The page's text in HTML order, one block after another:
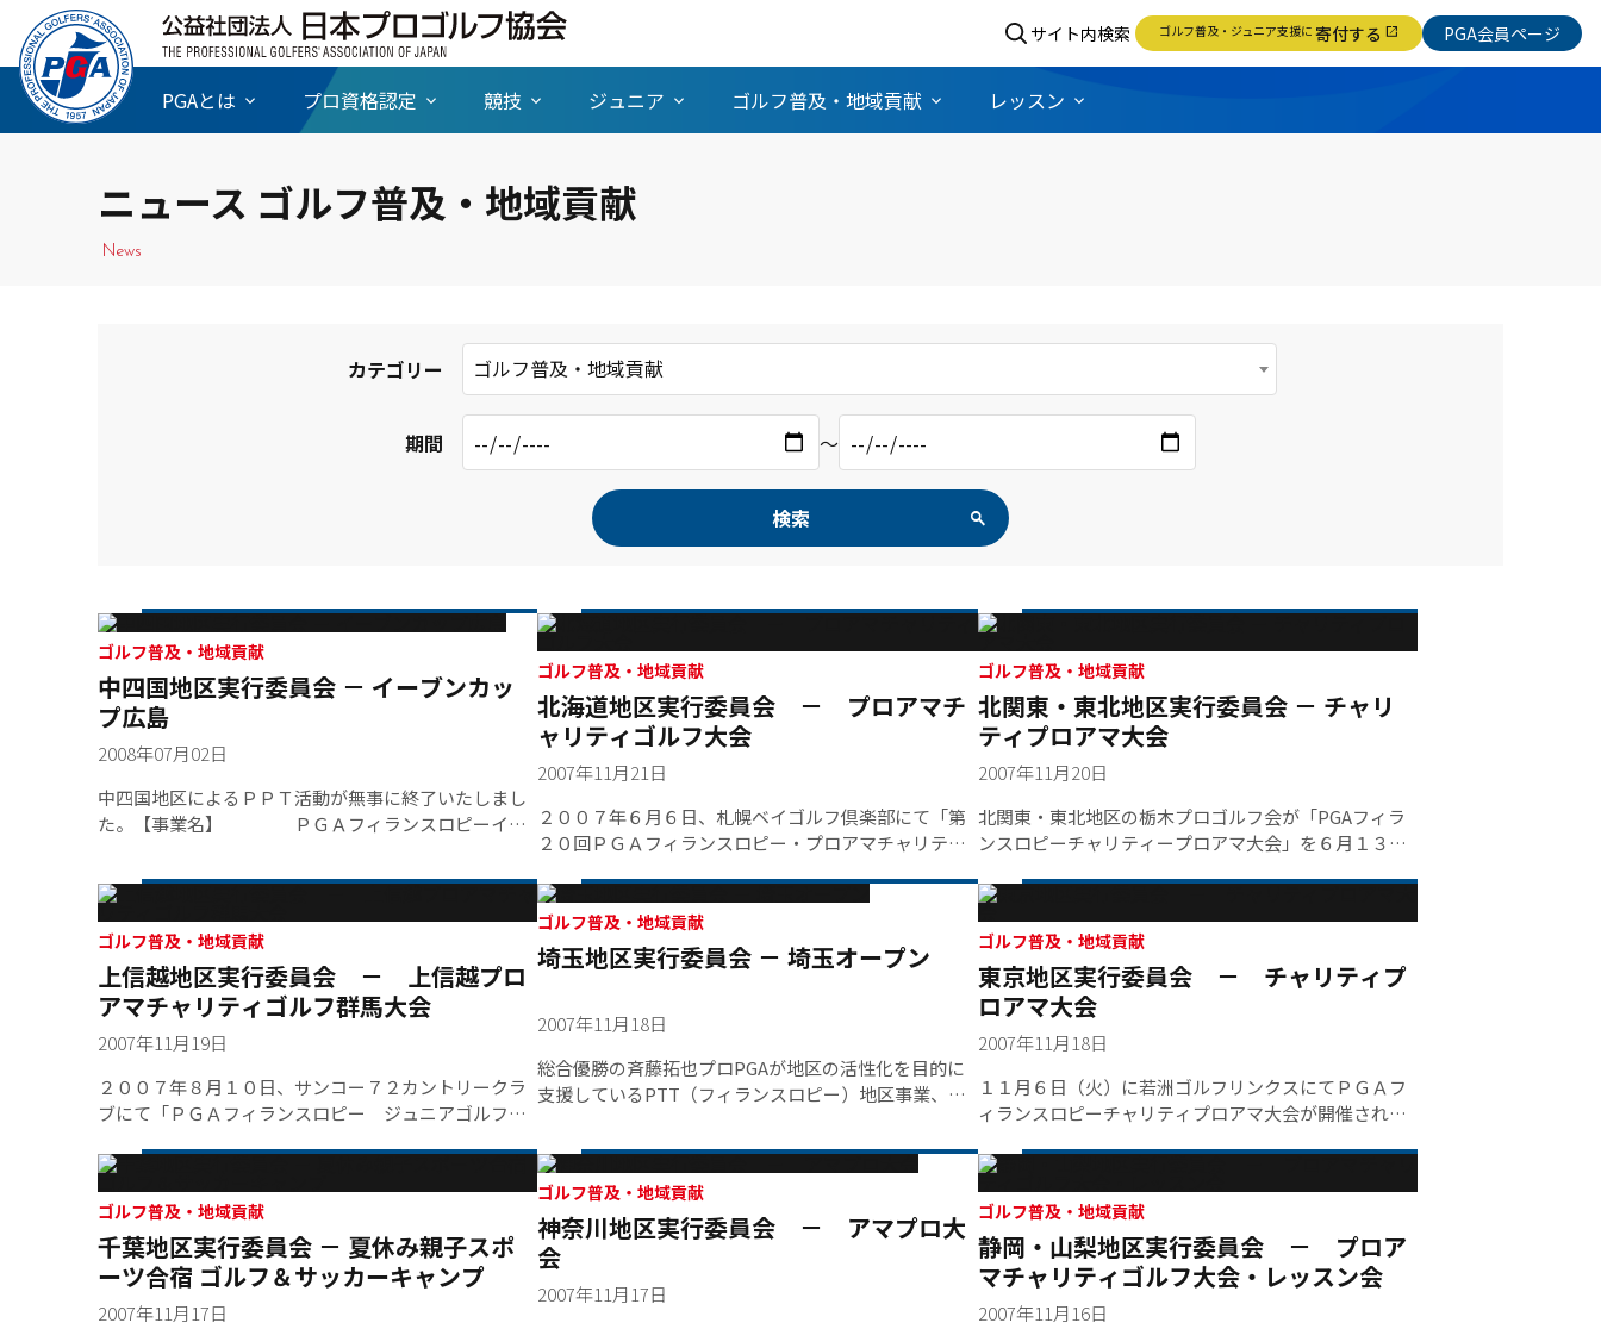
サイト内検索 ゴルフ普及・ジュニア支援に 寄付する open_in_new PGA会員ページ
PGAとは プロ資格認定 競技 ジュニア ゴルフ普及・地域貢献 レッスン
ニュース ゴルフ普及・地域貢献
News
カテゴリー ゴルフ普及・地域貢献
期間 〜
検索
ゴルフ普及・地域貢献
中四国地区実行委員会 － イーブンカッ
プ広島
2008年07月02日
中四国地区によるＰＰＴ活動が無事に終了いたしまし
た。【事業名】 ＰＧＡフィランスロピーイー
１４日（火）【会場】 郷原カントリークラ
ブ【参加数】 ８９名（プロ１２名 ・ 障害
者２３名 ・ 健常者５４名）
ゴルフ普及・地域貢献
北海道地区実行委員会 － プロアマチ
ャリティゴルフ大会
2007年11月21日
２００７年６月６日、札幌ベイゴルフ倶楽部にて「第
２０回ＰＧＡフィランスロピー・プロアマチャリティ
こと、社会貢献活動を行うことなどを目的として始ま
った当大会も、今年で２０回目を迎えました。
ゴルフ普及・地域貢献
北関東・東北地区実行委員会 － チャリ
ティプロアマ大会
2007年11月20日
北関東・東北地区の栃木プロゴルフ会が「PGAフィラ
ンスロピーチャリティープロアマ大会」を６月１３日
た。プロゴルファー３６名、アマチュア１０５名らが
参加し、大会終了後のパーティーでは小川清二プロの
司会でチャリティーオークションが行われ、４３４，
６０５円が那須烏山市へ社会福祉事業費として寄贈さ
れました。
ゴルフ普及・地域貢献
上信越地区実行委員会 － 上信越プロ
アマチャリティゴルフ群馬大会
2007年11月19日
２００７年８月１０日、サンコー７２カントリークラ
ブにて「ＰＧＡフィランスロピー ジュニアゴルフス
アが参加し、午前はストレッチ体操・基本スイング・
アプローチ練習を行い、午後になると初心者はショー
トコースへ、経験者は本コースへ出てプロの指導を受
けました。
ゴルフ普及・地域貢献
埼玉地区実行委員会 － 埼玉オープン
2007年11月18日
総合優勝の斉藤拓也プロPGAが地区の活性化を目的に
支援しているPTT（フィランスロピー）地区事業、
～２６日埼玉・嵐山カントリークラブ（パー７２）で
行われ、斉藤拓也がトータル９アンダー１３５のスコ
アで優勝した。初日プロをおさえてトップに立った渡
辺悠は優勝を逃したもののトータル７アンダー１３７
でベストアマ賞を獲得。５月のマンシングウェアオー
プンKSBカップで優勝した石川遼はトータル４アンダ
ー１４０でベストジュニア賞に輝いた。
ゴルフ普及・地域貢献
東京地区実行委員会 － チャリティプ
ロアマ大会
2007年11月18日
１１月６日（火）に若洲ゴルフリンクスにてＰＧＡフ
ィランスロピーチャリティプロアマ大会が開催されま
ジュニアゴルファー育成協議会 ５００，０００円・
スポーツニッポン新聞社 ３２６，５００円
ゴルフ普及・地域貢献
千葉地区実行委員会 － 夏休み親子スポ
ーツ合宿 ゴルフ＆サッカーキャンプ
2007年11月17日
ゴルフ普及・地域貢献
神奈川地区実行委員会 － アマプロ大
会
2007年11月17日
ゴルフ普及・地域貢献
静岡・山梨地区実行委員会 － プロア
マチャリティゴルフ大会・レッスン会
2007年11月16日